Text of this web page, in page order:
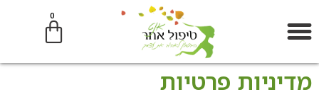
0
מדיניות פרטיות